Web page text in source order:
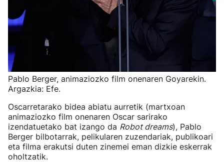
Pablo Berger, animaziozko film onenaren Goyarekin.
Argazkia: Efe.
Oscarretarako bidea abiatu aurretik (martxoan
animaziozko film onenaren Oscar sarirako
izendatuetako bat izango da Robot dreams), Pablo
Berger bilbotarrak, pelikularen zuzendariak, publikoari
eta filma erakutsi duten zinemei eman dizkie eskerrak
oholtzatik.